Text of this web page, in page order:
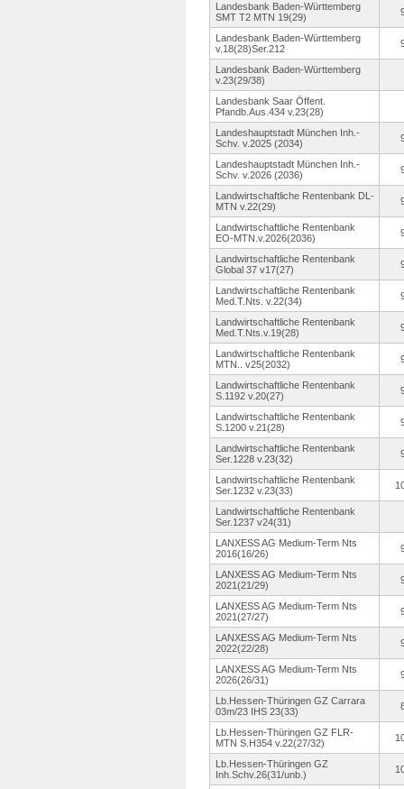
Landesbank Baden-Württemberg
SMT T2 MTN 19(29)
Landesbank Baden-Württemberg
v.18(28)Ser.212
Landesbank Baden-Württemberg
v.23(29/38)
Landesbank Saar Öffent.
Pfandb.Aus. 434 v.23(28)
Landeshauptstadt München Inh.-
Schv. v.2025 (2034)
Landeshauptstadt München Inh.-
Schv. v.2026 (2036)
Landwirtschaftliche Rentenbank DL-
MTN v.22(29)
Landwirtschaftliche Rentenbank
EO-MTN.v.2026(2036)
Landwirtschaftliche Rentenbank
Global 37 v17(27)
Landwirtschaftliche Rentenbank
Med.T.Nts. v.22(34)
Landwirtschaftliche Rentenbank
Med.T.Nts. v.19(28)
Landwirtschaftliche Rentenbank
MTN.. v25(2032)
Landwirtschaftliche Rentenbank
S.1192 v.20(27)
Landwirtschaftliche Rentenbank
S.1200 v.21(28)
Landwirtschaftliche Rentenbank
Ser.1228 v.23(32)
Landwirtschaftliche Rentenbank
Ser.1232 v.23(33)
Landwirtschaftliche Rentenbank
Ser.1237 v24(31)
LANXESS AG Medium-Term Nts
2016(16/26)
LANXESS AG Medium-Term Nts
2021(21/29)
LANXESS AG Medium-Term Nts
2021(27/27)
LANXESS AG Medium-Term Nts
2022(22/28)
LANXESS AG Medium-Term Nts
2026(26/31)
Lb.Hessen-Thüringen GZ Carrara
03m/23 IHS 23(33)
Lb.Hessen-Thüringen GZ FLR-
MTN S.H354 v.22(27/32)
Lb.Hessen-Thüringen GZ
Inh.Schv.26(31/unb. )